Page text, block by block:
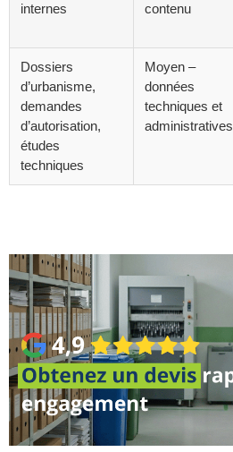
internes
contenu
Dossiers
d’urbanisme,
demandes
d’autorisation,
études
techniques
Moyen –
données
techniques et
administratives